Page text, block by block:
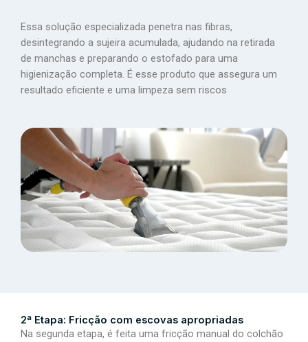
Essa solução especializada penetra nas fibras,
desintegrando a sujeira acumulada, ajudando na retirada
de manchas e preparando o estofado para uma
higienização completa. É esse produto que assegura um
resultado eficiente e uma limpeza sem riscos
2ª Etapa: Fricção com escovas apropriadas
Na segunda etapa, é feita uma fricção manual do colchão